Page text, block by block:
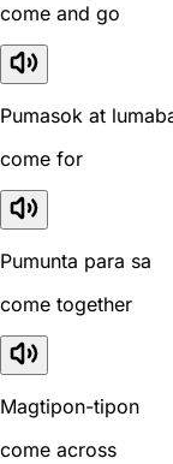
come and go
Pumasok at
come for
Pumunta para sa
come together
Magtipon-tipon
come across